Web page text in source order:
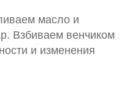
масло и
Взбиваем венчиком
и изменения